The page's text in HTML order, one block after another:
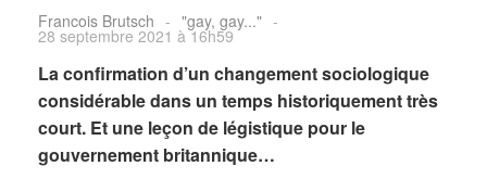
Francois Brutsch - "gay, gay..." -
28 septembre 2021 à 16h59
La confirmation d’un changement sociologique
considérable dans un temps historiquement très
court. Et une leçon de légistique pour le
gouvernement britannique…